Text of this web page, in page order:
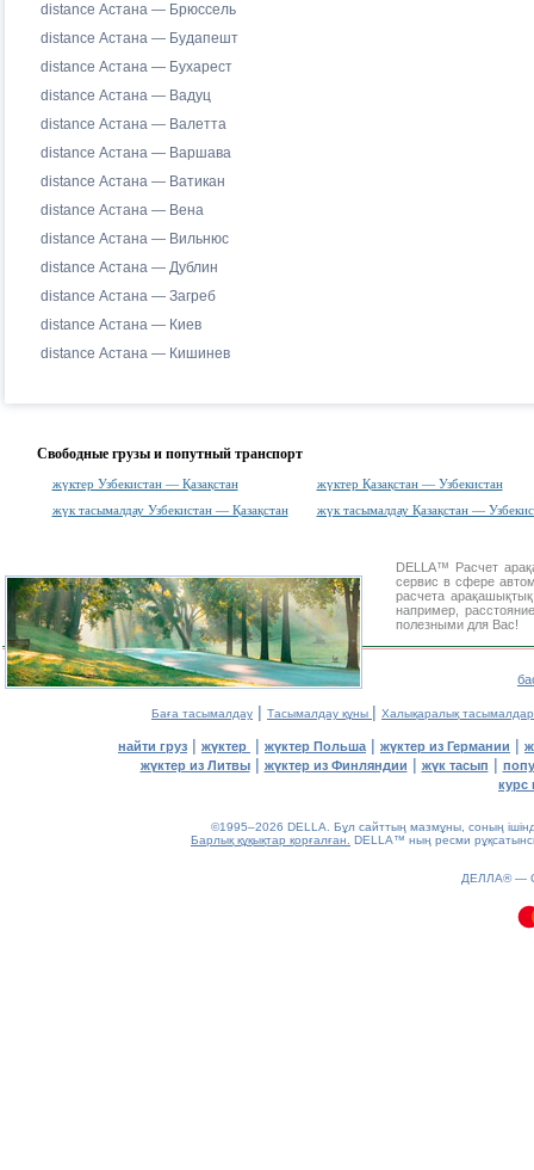
distance Астана — Брюссель
distance Астана — Будапешт
distance Астана — Бухарест
distance Астана — Вадуц
distance Астана — Валетта
distance Астана — Варшава
distance Астана — Ватикан
distance Астана — Вена
distance Астана — Вильнюс
distance Астана — Дублин
distance Астана — Загреб
distance Астана — Киев
distance Астана — Кишинев
Свободные грузы и попутный транспорт
жүктер Узбекистан — Қазақстан
жүктер Қазақстан — Узбекистан
жүк тасымалдау Узбекистан — Қазақстан
жүк тасымалдау Қазақстан —
DELLA™ Расчет
сервис в сфере
расчета
например,
полезными для Вас!
Баға тасымалдау | Тасымалдау құны | Халықаралық
найти груз | жүктер | жүктер Польша | жүктер из Германии |
жүктер из Литвы| жүктер из Финляндии | жүк тасып |
курс
©1995–2026 DELLA. Бұл сайттың мазмұны, соның
Барлық құқықтар қорғалған.
DELLA™ ның ресми
ДЕЛЛА® —